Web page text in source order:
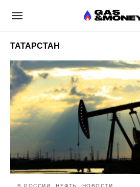
ТАТАРСТАН
В РОССИИ НЕФТЬ НОВОСТИ